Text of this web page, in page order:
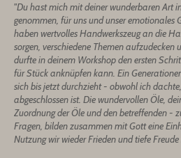
"Du hast mich mit deiner wunderbaren Art
genommen, für uns und unser emotionales
haben wertvolles Handwerkszeug an die
sorgen, verschiedene Themen
durfte in deinem Workshop den ersten
für Stück anknüpfen kann. Ein
sich bis jetzt durchzieht - obwohl ich
abgeschlossen ist. Die wundervollen Öle,
Zuordnung der Öle und den betreffenden -
Fragen, bilden zusammen mit Gott eine
Nutzung wir wieder Frieden und tiefe